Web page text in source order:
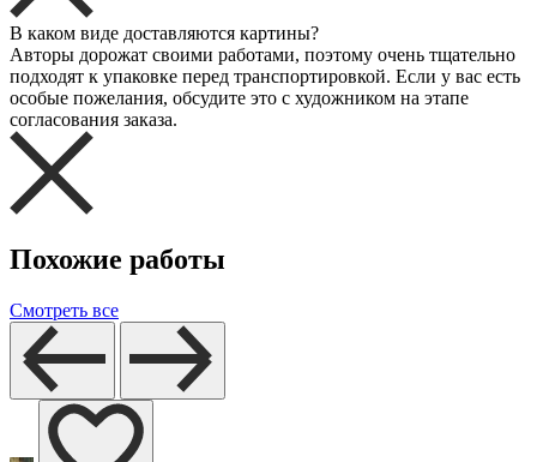
В каком виде доставляются картины?
Авторы дорожат своими работами, поэтому очень тщательно
подходят к упаковке перед транспортировкой. Если у вас есть
особые пожелания, обсудите это с художником на этапе
согласования заказа.
Похожие работы
Смотреть все